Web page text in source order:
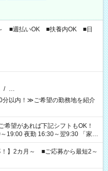
■週払いOK ■扶養内OK ■日
/ …
以内！≫ご希望の勤務地を紹介
夜勤 16:30～翌9:30 「家族
持って夕飯の準備がしたい」
」 など、ご希望を教えてください
間。 合計で週40時間を超える場
！】2カ月～ ■ご応募から最短2～